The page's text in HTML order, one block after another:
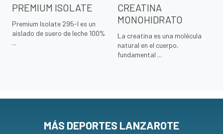
PREMIUM ISOLATE
Premium Isolate 295-I es un
aislado de suero de leche 100%
...
CREATINA
MONOHIDRATO
La creatina es una molécula
natural en el cuerpo,
fundamental ...
MÁS DEPORTES LANZAROTE